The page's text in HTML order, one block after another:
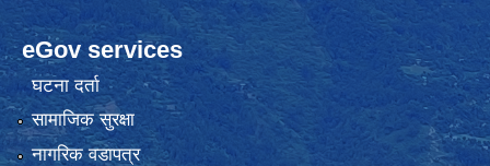
eGov services
घटना दर्ता
सामाजिक सुरक्षा
नागरिक वडापत्र